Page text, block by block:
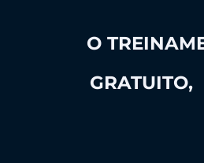
O
GRATUITO,